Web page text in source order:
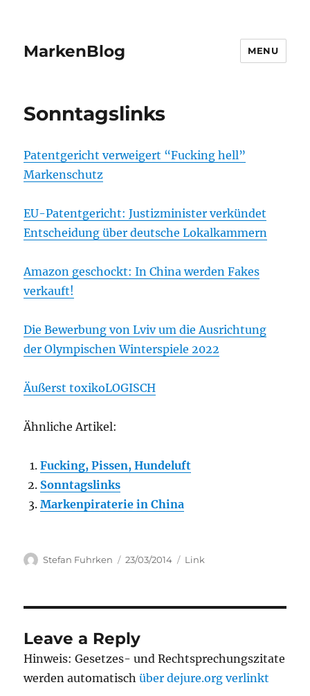
MarkenBlog MENU
Sonntagslinks
Patentgericht verweigert “Fucking hell”
Markenschutz
EU-Patentgericht: Justizminister verkündet
Entscheidung über deutsche Lokalkammern
Amazon geschockt: In China werden Fakes
verkauft!
Die Bewerbung von Lviv um die Ausrichtung
der Olympischen Winterspiele 2022
Äußerst toxikoLOGISCH
Ähnliche Artikel:
Fucking, Pissen, Hundeluft
Sonntagslinks
Markenpiraterie in China
Author
Stefan Fuhrken
Posted
23/03/2014 Categories
Link
Leave a Reply
Hinweis: Gesetzes- und Rechtsprechungszitate
werden automatischüber dejure.org verlinkt